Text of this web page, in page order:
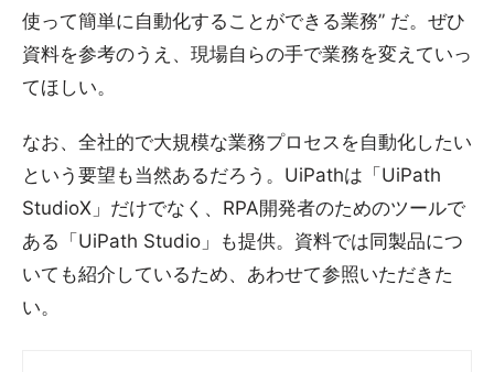
使って簡単に自動化することができる業務” だ。ぜひ
資料を参考のうえ、現場自らの手で業務を変えていっ
てほしい。
なお、全社的で大規模な業務プロセスを自動化したい
という要望も当然あるだろう。UiPathは「UiPath
StudioX」だけでなく、RPA開発者のためのツールで
ある「UiPath Studio」も提供。資料では同製品につ
いても紹介しているため、あわせて参照いただきた
い。